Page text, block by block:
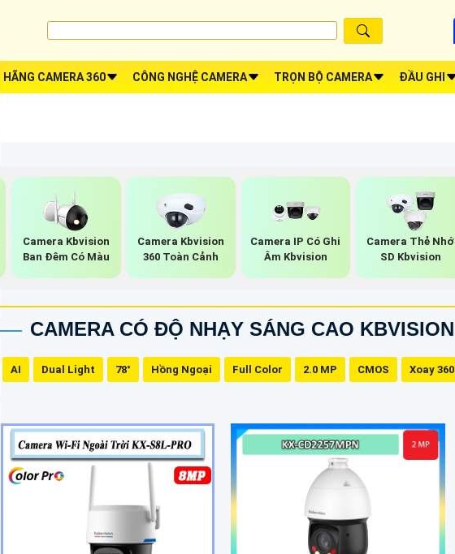
HÃNG CAMERA 360 CÔNG NGHỆ CAMERA TRỌN BỘ CAMERA ĐẦU GHI
Camera Kbvision
Ban Đêm Có Màu
Camera Kbvision
360 Toàn Cảnh
Camera IP Có Ghi
Âm Kbvision
Camera Thẻ Nhớ
SD Kbvision
CAMERA CÓ ĐỘ NHẠY SÁNG CAO KBVISION
AI Dual Light 78° Hồng Ngoại Full Color 2.0 MP CMOS Xoay 360